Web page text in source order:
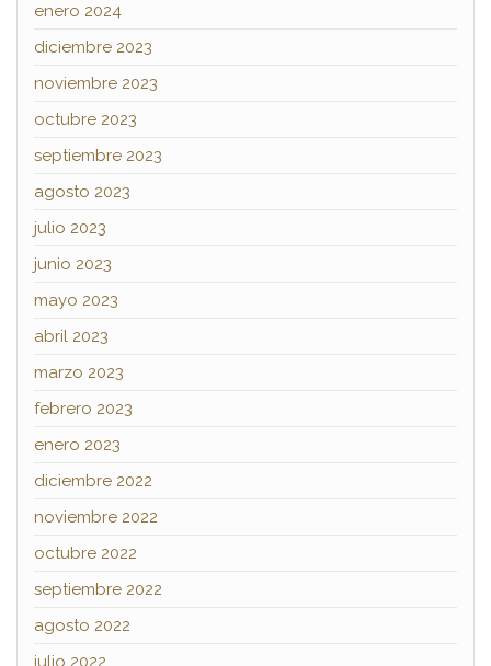
enero 2024
diciembre 2023
noviembre 2023
octubre 2023
septiembre 2023
agosto 2023
julio 2023
junio 2023
mayo 2023
abril 2023
marzo 2023
febrero 2023
enero 2023
diciembre 2022
noviembre 2022
octubre 2022
septiembre 2022
agosto 2022
julio 2022